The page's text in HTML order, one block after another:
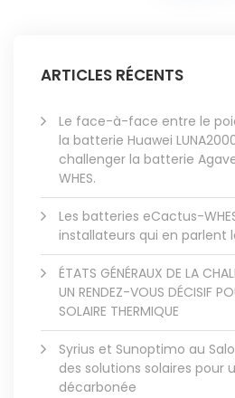
ARTICLES RÉCENTS
Le face-à-face entre le
la batterie Huawei
challenger la batterie
WHES.
Les batteries eCactus-
installateurs qui en parlent
ÉTATS GÉNÉRAUX DE LA
UN RENDEZ-VOUS DÉCISIF
SOLAIRE THERMIQUE
Syrius et Sunoptimo au
des solutions solaires pour
décarbonée